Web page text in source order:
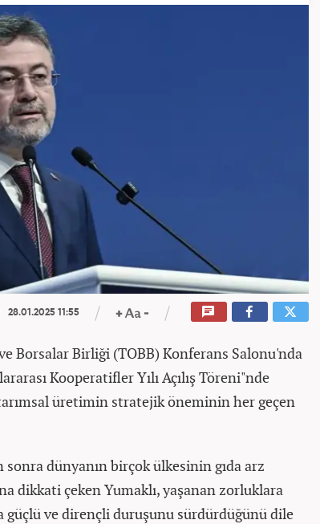
28.01.2025 11:55
Borsalar Birliği (TOBB) Konferans Salonu'nda
Kooperatifler Yılı Açılış Töreni"nde
üretimin stratejik öneminin her geçen
dünyanın birçok ülkesinin gıda arz
dikkati çeken Yumaklı, yaşanan zorluklara
güçlü ve dirençli duruşunu sürdürdüğünü dile